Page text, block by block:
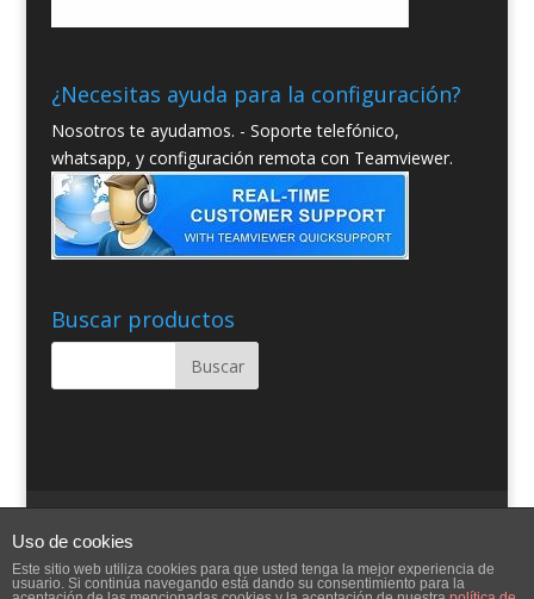
¿Necesitas ayuda para la configuración?
Nosotros te ayudamos. - Soporte telefónico,
whatsapp, y configuración remota con Teamviewer.
Buscar productos
Contacto
Uso de cookies
Este sitio web utiliza cookies para que usted tenga la mejor experiencia de
usuario. Si continúa navegando está dando su consentimiento para la